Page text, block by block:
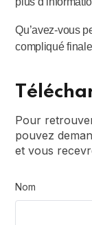
Qu’avez-vous
compliqué
Pour
pouvez
et vous
Nom